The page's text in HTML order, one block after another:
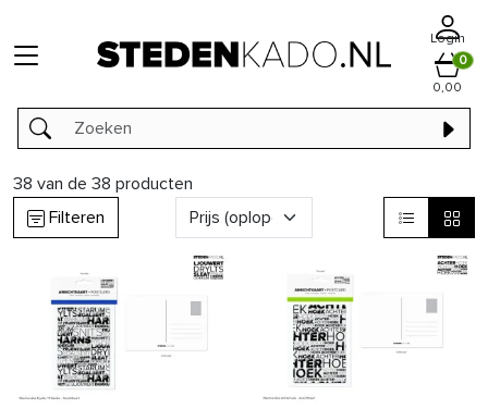
Login
0
0,00
38 van de 38 producten
Filteren